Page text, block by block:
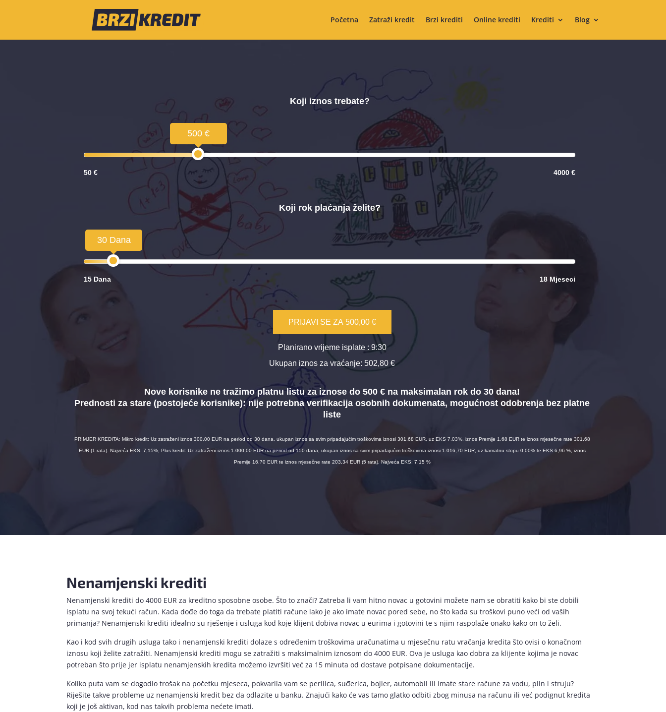
Početna Zatraži kredit Brzi krediti Online krediti Krediti Blog
Koji iznos trebate?
500 €
50 € 4000 €
Koji rok plaćanja želite?
30 Dana
15 Dana 18 Mjeseci
PRIJAVI SE ZA 500,00 €
Planirano vrijeme isplate : 9:30
Ukupan iznos za vraćanje: 502,80 €
Nove korisnike ne tražimo platnu listu za iznose do 500 € na maksimalan rok do 30 dana!
Prednosti za stare (postojeće korisnike): nije potrebna verifikacija osobnih dokumenata, mogućnost odobrenja bez platne
liste
PRIMJER KREDITA: Mikro kredit: Uz zatraženi iznos 300,00 EUR na period od 30 dana, ukupan iznos sa svim pripadajućim troškovima iznosi 301,68 EUR, uz EKS 7,03%, iznos Premije 1,68 EUR te iznos mjesečne rate 301,68
EUR (1 rata). Najveća EKS: 7,15%, Plus kredit: Uz zatraženi iznos 1.000,00 EUR na period od 150 dana, ukupan iznos sa svim pripadajućim troškovima iznosi 1.016,70 EUR, uz kamatnu stopu 0,00% te EKS 6,96 %, iznos
Premije 16,70 EUR te iznos mjesečne rate 203,34 EUR (5 rata). Najveća EKS: 7,15 %
Nenamjenski krediti
Nenamjenski krediti do 4000 EUR za kreditno sposobne osobe. Što to znači? Zatreba li vam hitno novac u gotovini možete nam se obratiti kako bi ste dobili
isplatu na svoj tekući račun. Kada dođe do toga da trebate platiti račune lako je ako imate novac pored sebe, no što kada su troškovi puno veći od vaših
primanja? Nenamjenski krediti idealno su rješenje i usluga kod koje klijent dobiva novac u eurima i gotovini te s njim raspolaže onako kako on to želi.
Kao i kod svih drugih usluga tako i nenamjenski krediti dolaze s određenim troškovima uračunatima u mjesečnu ratu vračanja kredita što ovisi o konačnom
iznosu koji želite zatražiti. Nenamjenski krediti mogu se zatražiti s maksimalnim iznosom do 4000 EUR. Ova je usluga kao dobra za klijente kojima je novac
potreban što prije jer isplatu nenamjenskih kredita možemo izvršiti već za 15 minuta od dostave potpisane dokumentacije.
Koliko puta vam se dogodio trošak na početku mjeseca, pokvarila vam se perilica, suđerica, bojler, automobil ili imate stare račune za vodu, plin i struju?
Riješite takve probleme uz nenamjenski kredit bez da odlazite u banku. Znajući kako će vas tamo glatko odbiti zbog minusa na računu ili već podignut kredita
koji je još aktivan, kod nas takvih problema nećete imati.